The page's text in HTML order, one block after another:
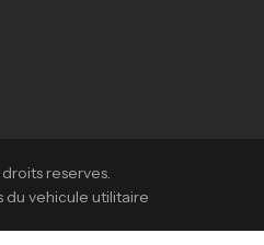
reserves.
du vehicule utilitaire